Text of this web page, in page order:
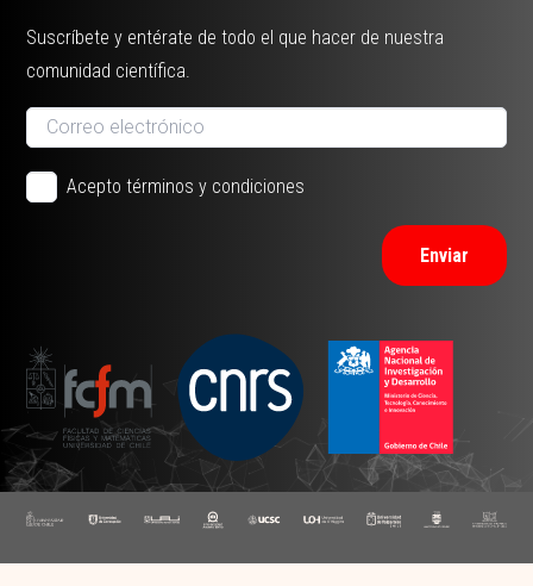
Suscríbete y entérate de todo el que hacer de nuestra
comunidad científica.
Acepto términos y condiciones
Enviar